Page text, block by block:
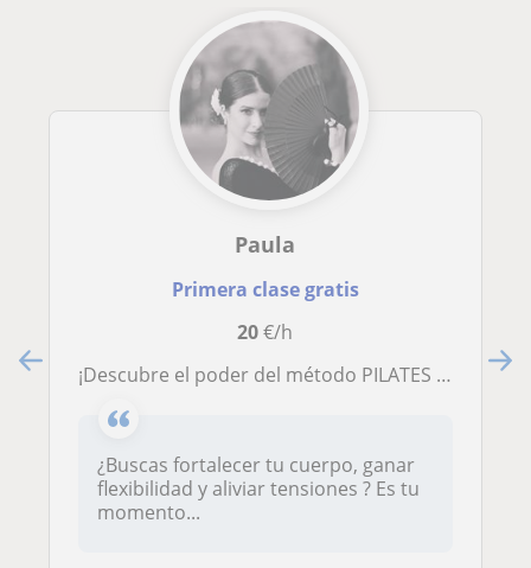
Paula
Primera clase gratis
20€/h
¡Descubre el poder del método PILATES y transfórmate!✨ ballet, pilates y flexibilidad ¡Encuentra tu equilibrio! 🧘‍♀️
¿Buscas fortalecer tu cuerpo, ganar
flexibilidad y aliviar tensiones ? Es tu
momento...